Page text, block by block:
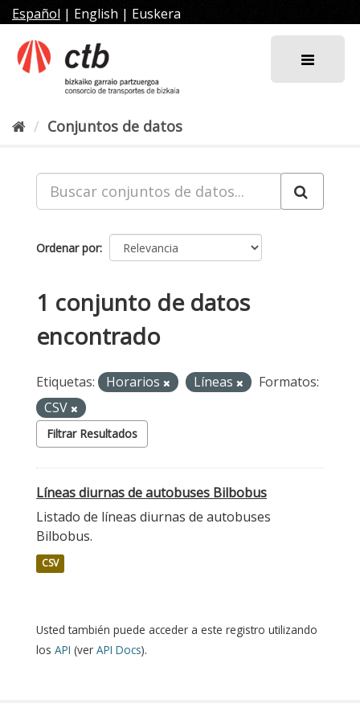
al
contenido
Español | English | Euskera
Conjuntos de datos
Ordenar por
1 conjunto de datos
encontrado
Etiquetas: Horarios Líneas
Formatos:
CSV
Filtrar Resultados
Líneas diurnas de autobuses Bilbobus
Listado de líneas diurnas de autobuses
Bilbobus.
CSV
Usted también puede acceder a este registro utilizando
los API (ver API Docs).